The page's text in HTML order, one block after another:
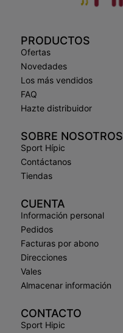
PRODUCTOS
Ofertas
Novedades
Los más vendidos
FAQ
Hazte distribuidor
SOBRE NOSOTROS
Sport Hípic
Contáctanos
Tiendas
CUENTA
Información personal
Pedidos
Facturas por abono
Direcciones
Vales
Almacenar información
CONTACTO
Sport Hipic